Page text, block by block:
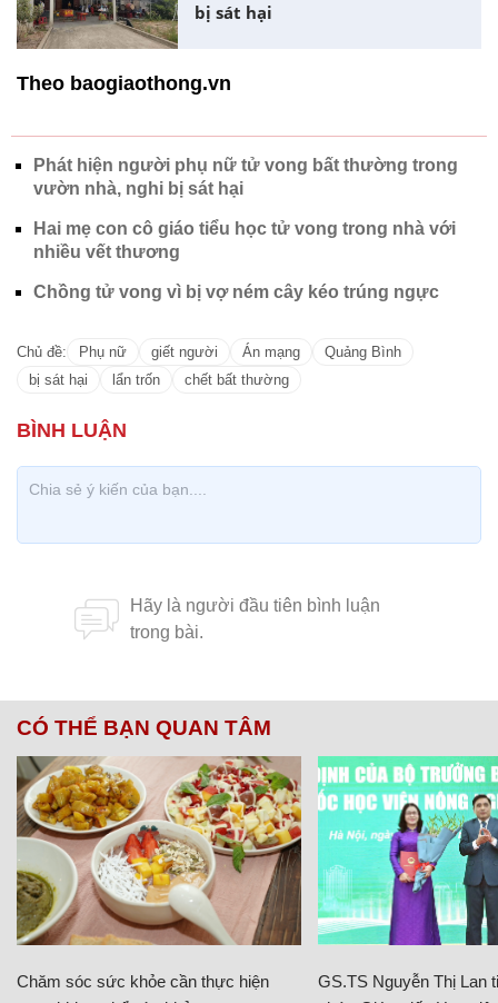
bị sát hại
Theo baogiaothong.vn
Phát hiện người phụ nữ tử vong bất thường trong
vườn nhà, nghi bị sát hại
Hai mẹ con cô giáo tiểu học tử vong trong nhà với
nhiều vết thương
Chồng tử vong vì bị vợ ném cây kéo trúng ngực
Chủ đề: Phụ nữ giết người Án mạng
Quảng Bình
bị sát hại
lẩn trốn chết bất thường
CÓ THỂ BẠN QUAN TÂM
Chăm sóc sức khỏe cần thực hiện
GS.TS Nguyễn Thị Lan